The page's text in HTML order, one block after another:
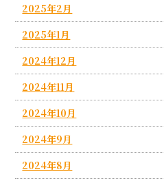
2025年2月
2025年1月
2024年12月
2024年11月
2024年10月
2024年9月
2024年8月